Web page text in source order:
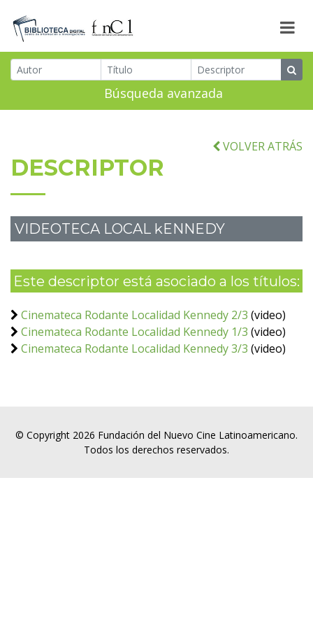
Búsqueda avanzada
VOLVER ATRÁS
DESCRIPTOR
VIDEOTECA LOCAL kENNEDY
Este descriptor está asociado a los títulos:
Cinemateca Rodante Localidad Kennedy 2/3 (video)
Cinemateca Rodante Localidad Kennedy 1/3 (video)
Cinemateca Rodante Localidad Kennedy 3/3 (video)
© Copyright 2026 Fundación del Nuevo Cine Latinoamericano.
Todos los derechos reservados.